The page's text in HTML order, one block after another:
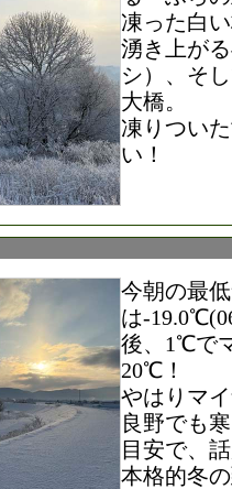
凍った白
湧き上が
シ）、そ
大橋。
凍りつい
い！
今朝の最
は-
後、1℃で
20℃！
やはりマ
良野でも
目安で、
本格的冬